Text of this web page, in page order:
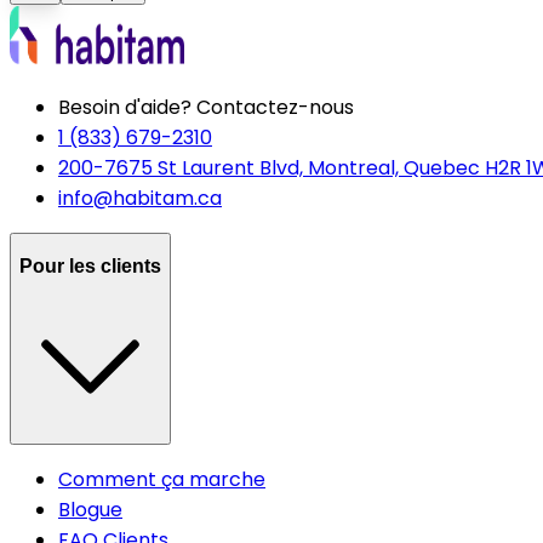
Besoin d'aide? Contactez-nous
1 (833) 679-2310
200-7675 St Laurent Blvd, Montreal, Quebec H2R
info@habitam.ca
Pour les clients
Comment ça marche
Blogue